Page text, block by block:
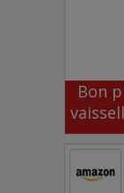
Bon